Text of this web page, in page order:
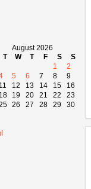
August 2026
T W T F S
S
1
2
5 6 7 8
9
11 12 13 14 15
16
18 19 20 21 22
23
26 27 28 29
30